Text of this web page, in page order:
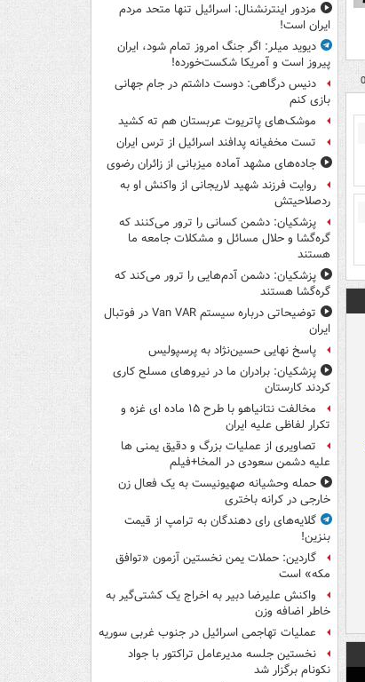
مزدور اینترنشنال: اسرائیل تنها متحد مردم
ایران است!
دیوید میلر: اگر جنگ امروز تمام شود، ایران
پیروز است و آمریکا شکست‌خورده!
دنیس درگاهی: دوست داشتم در جام جهانی
بازی کنم
موشک‌های پاتریوت عربستان هم ته‌ کشید
تست مخفیانه پدافند اسرائیل از ترس ایران
جاده‌های مشهد آماده میزبانی از زائران رضوی
روایت فرزند شهید لاریجانی از واکنش او به
ردصلاحیتش
پزشکیان: دشمن کسانی را ترور می‌کنند که
گره‌گشا و حلال مسائل و مشکلات جامعه ما
هستند
پزشکیان: دشمن آدم‌هایی را ترور می‌کند که
گره‌گشا هستند
توضیحاتی درباره سیستم Van VAR در فوتبال
ایران
پاسخ نهایی حسین‌نژاد به پرسپولیس
پزشکیان: برادران ما در نیروهای مسلح کاری
کردند کارستان
مخالفت نتانیاهو با طرح ۱۵ ماده ای غزه و
تکرار لفاظی علیه ایران
تصاویری از عملیات بزرگ و دقیق یمنی ها
علیه دشمن سعودی در المخا+فیلم
حمله وحشیانه صهیونیست به یک فعال زن
خارجی در کرانه باختری
گلایه‌های رای دهندگان به ترامپ از قیمت
بنزین!
گاردین: حملات یمن نخستین آزمون «توافق
مکه» است
واکنش علیرضا دبیر به اخراج یک کشتی‌گیر به
خاطر اضافه وزن
عملیات تهاجمی اسرائیل در جنوب غربی سوریه
نخستین جلسه مدیرعامل تراکتور با جواد
نکونام برگزار شد